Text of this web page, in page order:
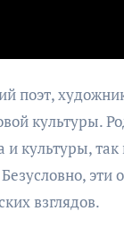
поэт,
культуры.
и культуры,
эти
взглядов.